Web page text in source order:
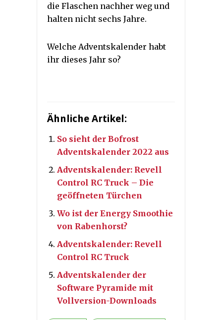
die Flaschen nachher weg und
halten nicht sechs Jahre.
Welche Adventskalender habt
ihr dieses Jahr so?
Ähnliche Artikel:
So sieht der Bofrost
Adventskalender 2022 aus
Adventskalender: Revell
Control RC Truck – Die
geöffneten Türchen
Wo ist der Energy Smoothie
von Rabenhorst?
Adventskalender: Revell
Control RC Truck
Adventskalender der
Software Pyramide mit
Vollversion-Downloads